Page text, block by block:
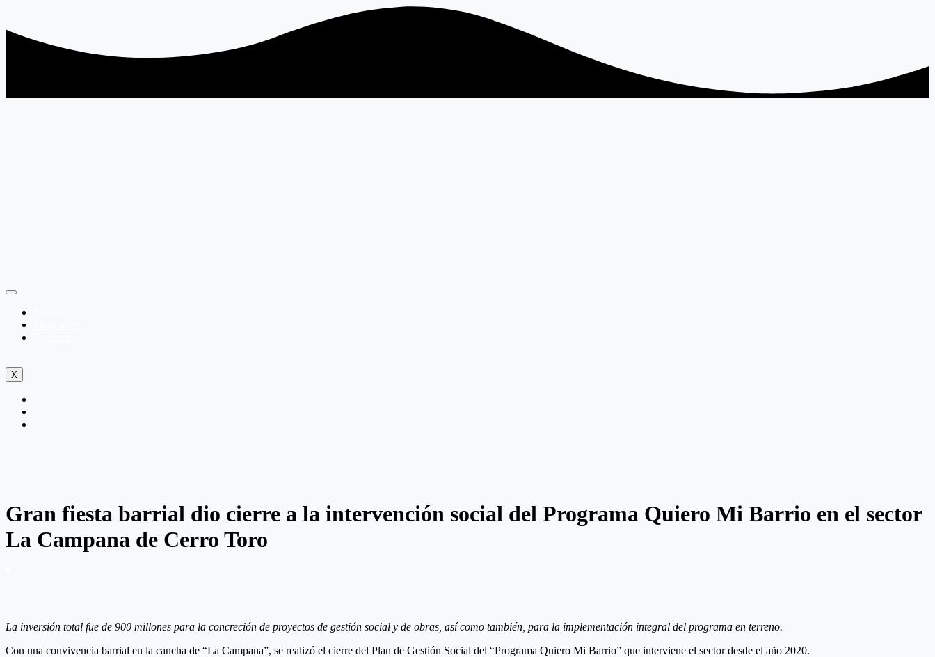
X
Gran fiesta barrial dio cierre a la intervención social del Programa Quiero Mi Barrio en el sector
La Campana de Cerro Toro
La inversión total fue de 900 millones para la concreción de proyectos de gestión social y de obras, así como también, para la implementación integral del programa en terreno.
Con una convivencia barrial en la cancha de “La Campana”, se realizó el cierre del Plan de Gestión Social del “Programa Quiero Mi Barrio” que interviene el sector desde el año 2020.